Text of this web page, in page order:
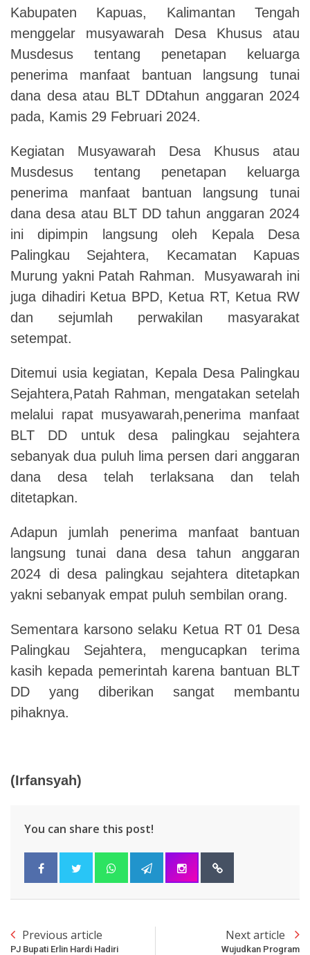
Kabupaten Kapuas, Kalimantan Tengah
menggelar musyawarah Desa Khusus atau
Musdesus tentang penetapan keluarga
penerima manfaat bantuan langsung tunai
dana desa atau BLT DDtahun anggaran 2024
pada, Kamis 29 Februari 2024.
Kegiatan Musyawarah Desa Khusus atau
Musdesus tentang penetapan keluarga
penerima manfaat bantuan langsung tunai
dana desa atau BLT DD tahun anggaran 2024
ini dipimpin langsung oleh Kepala Desa
Palingkau Sejahtera, Kecamatan Kapuas
Murung yakni Patah Rahman. Musyawarah ini
juga dihadiri Ketua BPD, Ketua RT, Ketua RW
dan sejumlah perwakilan masyarakat
setempat.
Ditemui usia kegiatan, Kepala Desa Palingkau
Sejahtera,Patah Rahman, mengatakan setelah
melalui rapat musyawarah,penerima manfaat
BLT DD untuk desa palingkau sejahtera
sebanyak dua puluh lima persen dari anggaran
dana desa telah terlaksana dan telah
ditetapkan.
Adapun jumlah penerima manfaat bantuan
langsung tunai dana desa tahun anggaran
2024 di desa palingkau sejahtera ditetapkan
yakni sebanyak empat puluh sembilan orang.
Sementara karsono selaku Ketua RT 01 Desa
Palingkau Sejahtera, mengucapkan terima
kasih kepada pemerintah karena bantuan BLT
DD yang diberikan sangat membantu
pihaknya.
(Irfansyah)
You can share this post!
Previous article
PJ Bupati Erlin Hardi Hadiri
Next article
Wujudkan Program